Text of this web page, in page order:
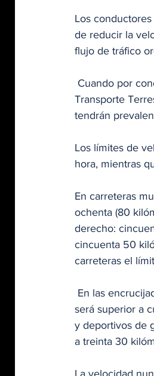
Los
de reducir la
flujo de tráfico
Transporte
tendrán
Los límites de
hora, mientras
En carreteras
ochenta (80
derecho:
cincuenta 50
carreteras el
será superior a
y deportivos de
a treinta 30